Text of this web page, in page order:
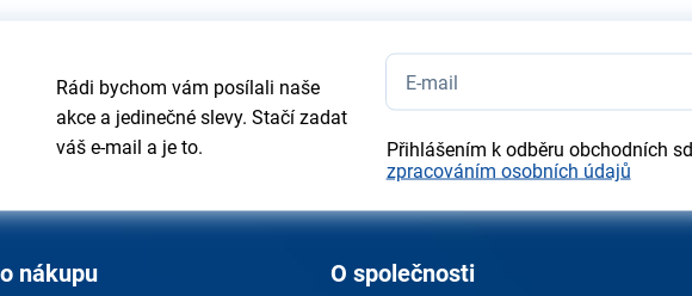
Rádi bychom vám posílali naše
akce a jedinečné slevy. Stačí zadat
váš e-mail a je to.
Přihlášením k odběru obchodních
zpracováním osobních údajů
nákupu O společnosti